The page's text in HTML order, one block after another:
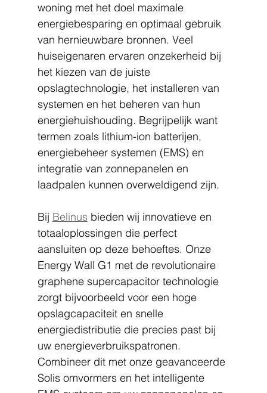
woning met het doel maximale
energiebesparing en optimaal gebruik
van hernieuwbare bronnen. Veel
huiseigenaren ervaren onzekerheid bij
het kiezen van de juiste
opslagtechnologie, het installeren van
systemen en het beheren van hun
energiehuishouding. Begrijpelijk want
termen zoals lithium-ion batterijen,
energiebeheer systemen (EMS) en
integratie van zonnepanelen en
laadpalen kunnen overweldigend zijn.
Bij Belinus bieden wij innovatieve en
totaaloplossingen die perfect
aansluiten op deze behoeftes. Onze
Energy Wall G1 met de revolutionaire
graphene supercapacitor technologie
zorgt bijvoorbeeld voor een hoge
opslagcapaciteit en snelle
energiedistributie die precies past bij
uw energieverbruikspatronen.
Combineer dit met onze geavanceerde
Solis omvormers en het intelligente